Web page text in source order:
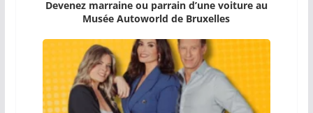
Devenez marraine ou parrain d’une voiture au
Musée Autoworld de Bruxelles